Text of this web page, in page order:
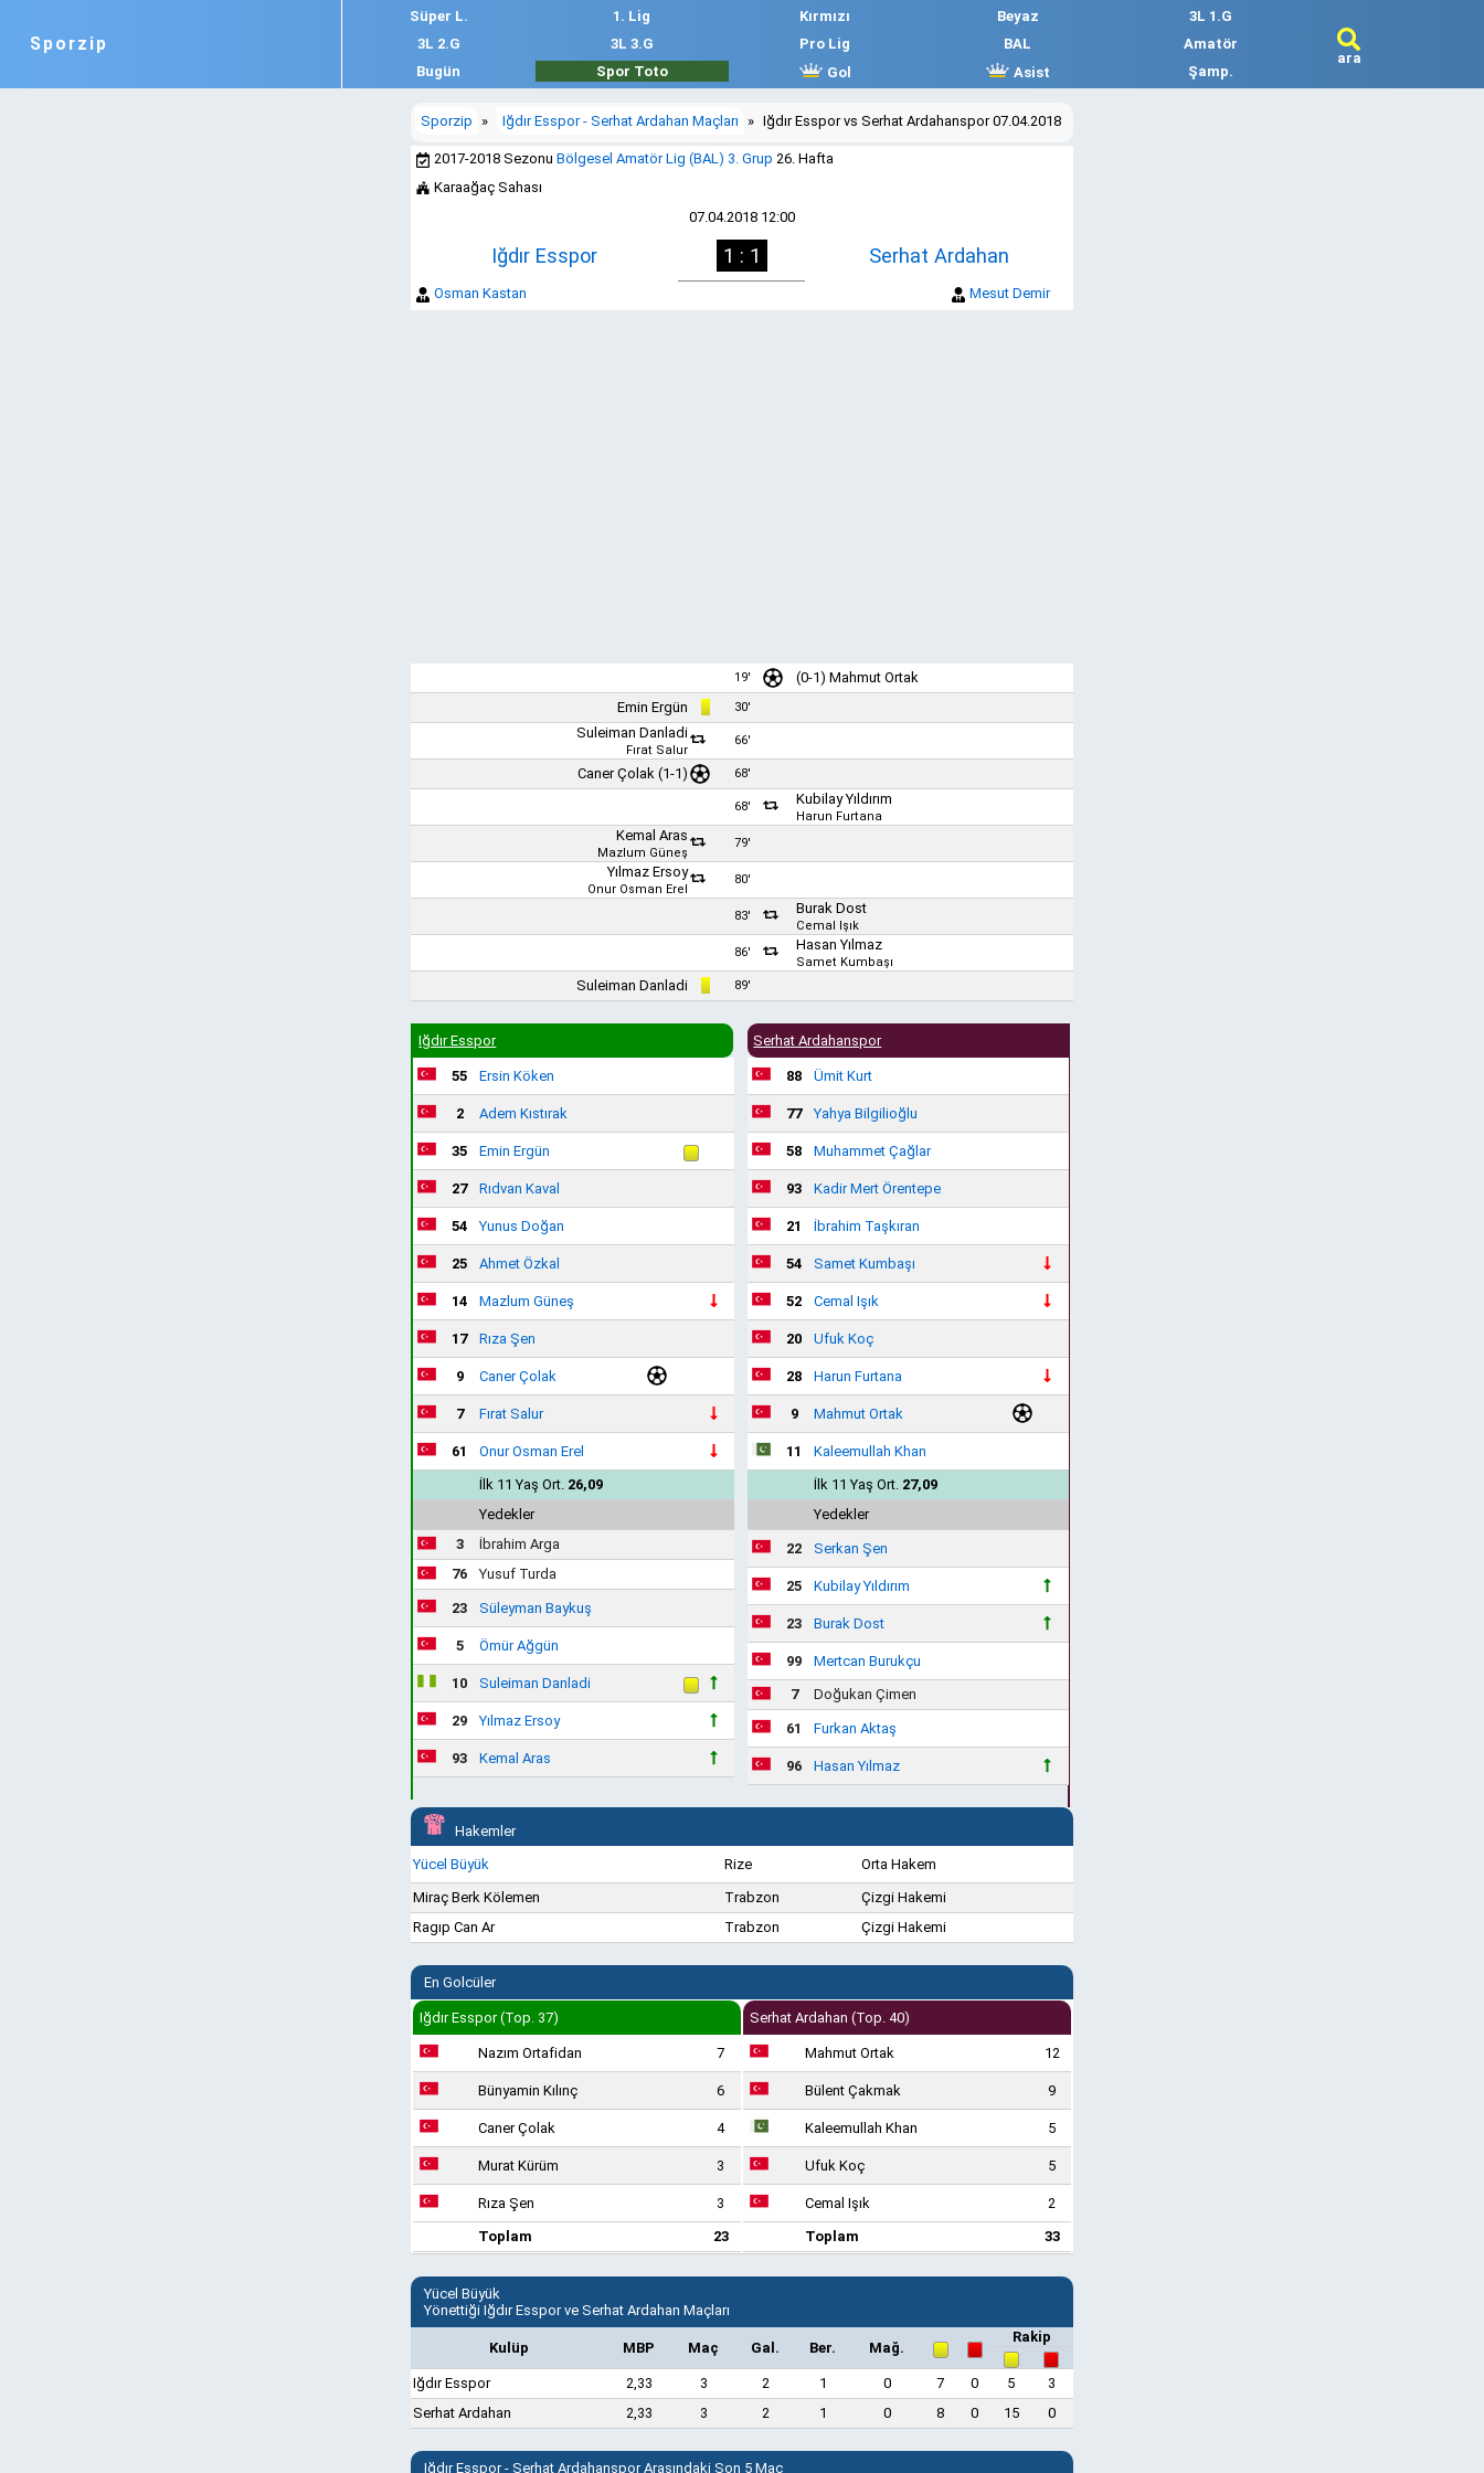
Sporzip
Süper L. 1. Lig Kırmızı Beyaz
3L 1.G
3L 2.G
3L 3.G Pro Lig BAL
Amatör
Bugün
Spor Toto Gol Asist Şamp.
ara
Sporzip » Iğdır Esspor - Serhat Ardahan Maçları » Iğdır Esspor vs Serhat Ardahanspor 07.04.2018
2017-2018 Sezonu Bölgesel Amatör Lig (BAL) 3. Grup 26. Hafta
Karaağaç Sahası
07.04.2018 12:00
Iğdır Esspor 1 : 1 Serhat Ardahan
Osman Kastan Mesut Demir
19' (0-1) Mahmut Ortak
Emin Ergün
30'
Suleiman Danladi
Fırat Salur
66'
Caner Çolak (1-1) 68'
68' Kubilay Yıldırım
Harun Furtana
Kemal Aras
Mazlum Güneş
79'
Yılmaz Ersoy
Onur Osman Erel
80'
83' Burak Dost
Cemal Işık
86'
Hasan Yılmaz
Samet Kumbaşı
Suleiman Danladi 89'
Iğdır Esspor
55 Ersin Köken
2 Adem Kıstırak
35 Emin Ergün
27 Rıdvan Kaval
54 Yunus Doğan
25 Ahmet Özkal
14 Mazlum Güneş
17 Rıza Şen
9 Caner Çolak
7 Fırat Salur
61
Onur Osman Erel
İlk 11 Yaş Ort. 26,09
Yedekler
3
İbrahim Arga
76
Yusuf Turda
23 Süleyman Baykuş
5 Ömür Ağgün
10 Suleiman Danladi
29 Yılmaz Ersoy
93 Kemal Aras
Serhat Ardahanspor
88 Ümit Kurt
77 Yahya Bilgilioğlu
58 Muhammet Çağlar
93 Kadir Mert Örentepe
21 İbrahim Taşkıran
54 Samet Kumbaşı
52 Cemal Işık
20 Ufuk Koç
28 Harun Furtana
9 Mahmut Ortak
11
Kaleemullah Khan
İlk 11 Yaş Ort. 27,09
Yedekler
22 Serkan Şen
25 Kubilay Yıldırım
23 Burak Dost
99
Mertcan Burukçu
7
Doğukan Çimen
61 Furkan Aktaş
96 Hasan Yılmaz
Hakemler
Yücel Büyük
Rize
Orta Hakem
Miraç Berk Kölemen
Trabzon
Çizgi Hakemi
Ragıp Can Ar
Trabzon Çizgi Hakemi
En Golcüler
Iğdır Esspor (Top. 37)
Nazım Ortafidan 7
Bünyamin Kılınç 6
Caner Çolak 4
Murat Kürüm 3
Rıza Şen
3
Toplam
23
Serhat Ardahan (Top. 40)
Mahmut Ortak 12
Bülent Çakmak 9
Kaleemullah Khan 5
Ufuk Koç 5
Cemal Işık
2
Toplam
33
Yücel Büyük
Yönettiği Iğdır Esspor ve Serhat Ardahan Maçları
Kulüp MBP Maç Gal. Ber. Mağ.
Rakip
Iğdır Esspor 2,33 3 2 1 0 7 0 5
3
Serhat Ardahan
2,33 3 2 1 0 8 0 15 0
Iğdır Esspor - Serhat Ardahanspor Arasındaki Son 5 Maç